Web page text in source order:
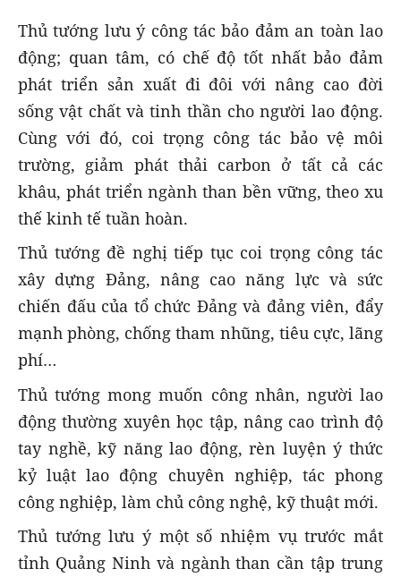
Thủ tướng lưu ý công tác bảo đảm an toàn lao
động; quan tâm, có chế độ tốt nhất bảo đảm
phát triển sản xuất đi đôi với nâng cao đời
sống vật chất và tinh thần cho người lao động.
Cùng với đó, coi trọng công tác bảo vệ môi
trường, giảm phát thải carbon ở tất cả các
khâu, phát triển ngành than bền vững, theo xu
thế kinh tế tuần hoàn.
Thủ tướng đề nghị tiếp tục coi trọng công tác
xây dựng Đảng, nâng cao năng lực và sức
chiến đấu của tổ chức Đảng và đảng viên, đẩy
mạnh phòng, chống tham nhũng, tiêu cực, lãng
phí…
Thủ tướng mong muốn công nhân, người lao
động thường xuyên học tập, nâng cao trình độ
tay nghề, kỹ năng lao động, rèn luyện ý thức
kỷ luật lao động chuyên nghiệp, tác phong
công nghiệp, làm chủ công nghệ, kỹ thuật mới.
Thủ tướng lưu ý một số nhiệm vụ trước mắt
tỉnh Quảng Ninh và ngành than cần tập trung